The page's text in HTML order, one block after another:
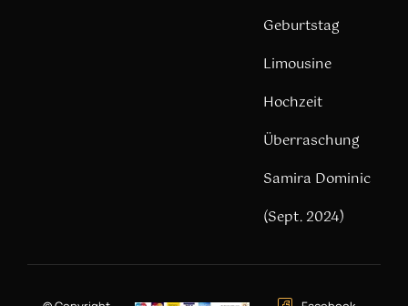
Geburtstag
Limousine
Hochzeit
Überraschung
Samira Dominic
(Sept. 2024)